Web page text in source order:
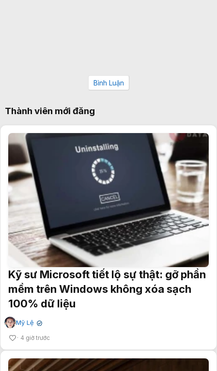
Bình Luận
Thành viên mới đăng
Kỹ sư Microsoft tiết lộ sự thật: gỡ phần
mềm trên Windows không xóa sạch
100% dữ liệu
Mỹ Lệ ✔
4 giờ trước